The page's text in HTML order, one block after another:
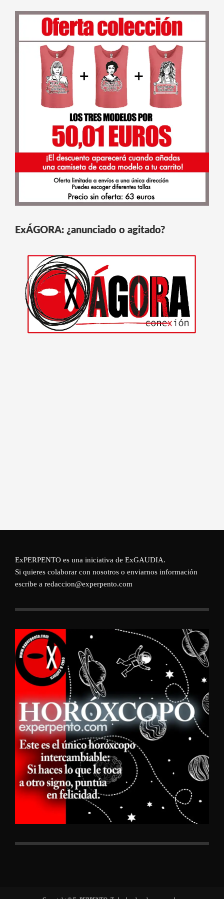
ExÁGORA: ¿anunciado o agitado?
ExPERPENTO es una iniciativa de ExGAUDIA.
Si quieres colaborar con nosotros o enviarnos información
escribe a redaccion@experpento.com